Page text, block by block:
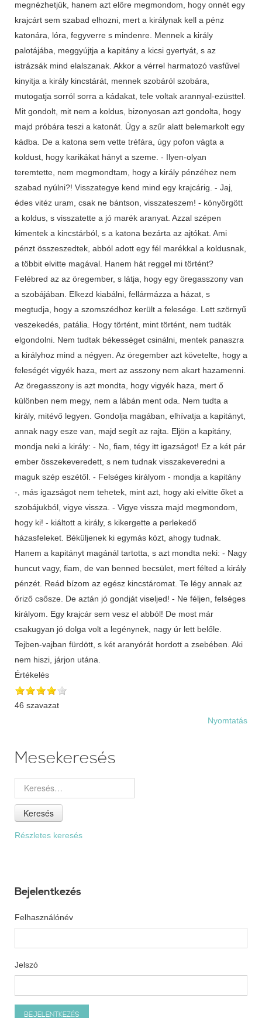
megnézhetjük, hanem azt előre megmondom, hogy onnét egy
krajcárt sem szabad elhozni, mert a királynak kell a pénz
katonára, lóra, fegyverre s mindenre. Mennek a király
palotájába, meggyújtja a kapitány a kicsi gyertyát, s az
istrázsák mind elalszanak. Akkor a vérrel harmatozó vasfűvel
kinyitja a király kincstárát, mennek szobáról szobára,
mutogatja sorról sorra a kádakat, tele voltak arannyal-ezüsttel.
Mit gondolt, mit nem a koldus, bizonyosan azt gondolta, hogy
majd próbára teszi a katonát. Úgy a szűr alatt belemarkolt egy
kádba. De a katona sem vette tréfára, úgy pofon vágta a
koldust, hogy karikákat hányt a szeme. - Ilyen-olyan
teremtette, nem megmondtam, hogy a király pénzéhez nem
szabad nyúlni?! Visszategye kend mind egy krajcárig. - Jaj,
édes vitéz uram, csak ne bántson, visszateszem! - könyörgött
a koldus, s visszatette a jó marék aranyat. Azzal szépen
kimentek a kincstárból, s a katona bezárta az ajtókat. Ami
pénzt összeszedtek, abból adott egy fél marékkal a koldusnak,
a többit elvitte magával. Hanem hát reggel mi történt?
Felébred az az öregember, s látja, hogy egy öregasszony van
a szobájában. Elkezd kiabálni, fellármázza a házat, s
megtudja, hogy a szomszédhoz került a felesége. Lett szörnyű
veszekedés, patália. Hogy történt, mint történt, nem tudták
elgondolni. Nem tudtak békességet csinálni, mentek panaszra
a királyhoz mind a négyen. Az öregember azt követelte, hogy a
feleségét vigyék haza, mert az asszony nem akart hazamenni.
Az öregasszony is azt mondta, hogy vigyék haza, mert ő
különben nem megy, nem a lábán ment oda. Nem tudta a
király, mitévő legyen. Gondolja magában, elhívatja a kapitányt,
annak nagy esze van, majd segít az rajta. Eljön a kapitány,
mondja neki a király: - No, fiam, tégy itt igazságot! Ez a két pár
ember összekeveredett, s nem tudnak visszakeveredni a
maguk szép eszétől. - Felséges királyom - mondja a kapitány
-, más igazságot nem tehetek, mint azt, hogy aki elvitte őket a
szobájukból, vigye vissza. - Vigye vissza majd megmondom,
hogy ki! - kiáltott a király, s kikergette a perlekedő
házasfeleket. Béküljenek ki egymás közt, ahogy tudnak.
Hanem a kapitányt magánál tartotta, s azt mondta neki: - Nagy
huncut vagy, fiam, de van benned becsület, mert félted a király
pénzét. Reád bízom az egész kincstáromat. Te légy annak az
őriző csősze. De aztán jó gondját viseljed! - Ne féljen, felséges
királyom. Egy krajcár sem vesz el abból! De most már
csakugyan jó dolga volt a legénynek, nagy úr lett belőle.
Tejben-vajban fürdött, s két aranyórát hordott a zsebében. Aki
nem hiszi, járjon utána.
Értékelés
46 szavazat
Nyomtatás
Mesekeresés
Keresés
Részletes keresés
Bejelentkezés
Felhasználónév
Jelszó